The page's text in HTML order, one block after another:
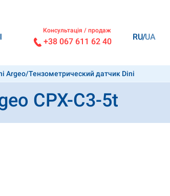
Консультація / продаж
+38 067 611 62 40 RU UA
Argeo/Тензометрический датчик Dini
CPX-C3-5t